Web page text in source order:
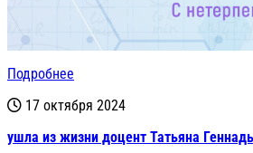
Подробнее
17 октября 2024
ушла из жизни доцент Татьяна